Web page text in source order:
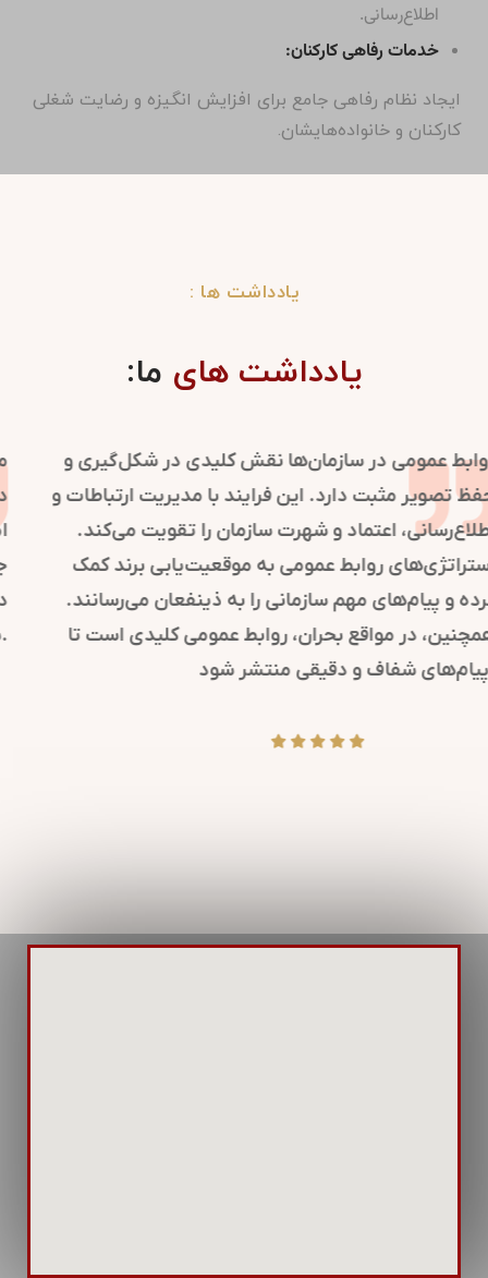
اطلاع‌رسانی.
خدمات رفاهی کارکنان:
ایجاد نظام رفاهی جامع برای افزایش انگیزه و رضایت شغلی
کارکنان و خانواده‌هایشان.
یادداشت ها :
یادداشت های ما:
روابط عمومی در سازمان‌ها نقش کلیدی در شکل‌گیری و
حفظ تصویر مثبت دارد. این فرایند با مدیریت ارتباطات و
اطلاع‌رسانی، اعتماد و شهرت سازمان را تقویت می‌کند.
استراتژی‌های روابط عمومی به موقعیت‌یابی برند کمک
کرده و پیام‌های مهم سازمانی را به ذینفعان می‌رسانند.
همچنین، در مواقع بحران، روابط عمومی کلیدی است تا
پیام‌های شفاف و دقیقی منتشر شود.